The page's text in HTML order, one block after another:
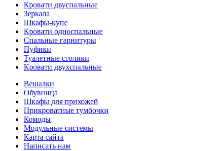
Кровати двуспальные
Зеркала
Шкафы-купе
Кровати односпальные
Спальные гарнитуры
Пуфики
Туалетные столики
Кровати двухспальные
Вешалки
Обувница
Шкафы для прихожей
Прикроватные тумбочки
Комоды
Модульные системы
Карта сайта
Написать нам